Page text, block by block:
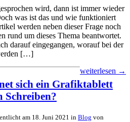
wird, dann ist immer wieder
was ist das und wie funktioniert
werden neben dieser Frage noch
rund um dieses Thema beantwortet.
darauf eingegangen, worauf bei der
[…]
weiterlesen →
sich ein Grafiktablett
Schreiben?
am 18. Juni 2021 in Blog von